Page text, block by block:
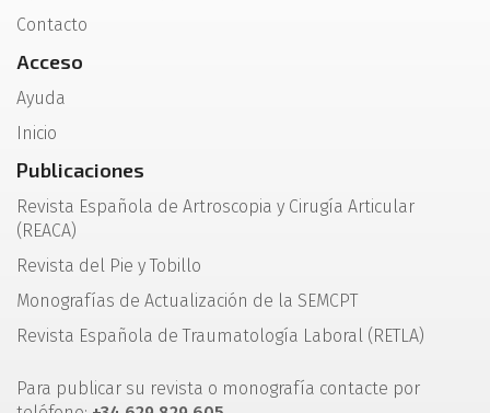
Contacto
Acceso
Ayuda
Inicio
Publicaciones
Revista Española de Artroscopia y Cirugía Articular
(REACA)
Revista del Pie y Tobillo
Monografías de Actualización de la SEMCPT
Revista Española de Traumatología Laboral (RETLA)
Para publicar su revista o monografía contacte por